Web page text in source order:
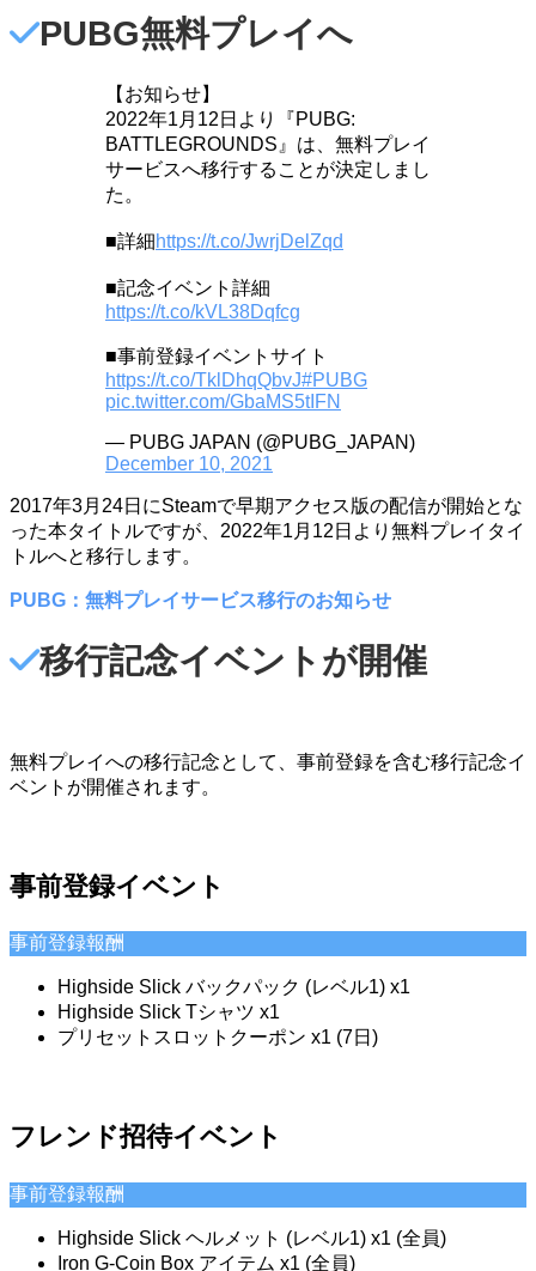
PUBG無料プレイへ
【お知らせ】
2022年1月12日より『PUBG:
BATTLEGROUNDS』は、無料プレイ
サービスへ移行することが決定しまし
た。
■詳細https://t.co/JwrjDelZqd
■記念イベント詳細
https://t.co/kVL38Dqfcg
■事前登録イベントサイト
https://t.co/TklDhqQbvJ#PUBG
pic.twitter.com/GbaMS5tIFN
— PUBG JAPAN (@PUBG_JAPAN)
December 10, 2021
2017年3月24日にSteamで早期アクセス版の配信が開始とな
った本タイトルですが、2022年1月12日より無料プレイタイ
トルへと移行します。
PUBG：無料プレイサービス移行のお知らせ
移行記念イベントが開催
無料プレイへの移行記念として、事前登録を含む移行記念イ
ベントが開催されます。
事前登録イベント
事前登録報酬
Highside Slick バックパック (レベル1) x1
Highside Slick Tシャツ x1
プリセットスロットクーポン x1 (7日)
フレンド招待イベント
事前登録報酬
Highside Slick ヘルメット (レベル1) x1 (全員)
Iron G-Coin Box アイテム x1 (全員)